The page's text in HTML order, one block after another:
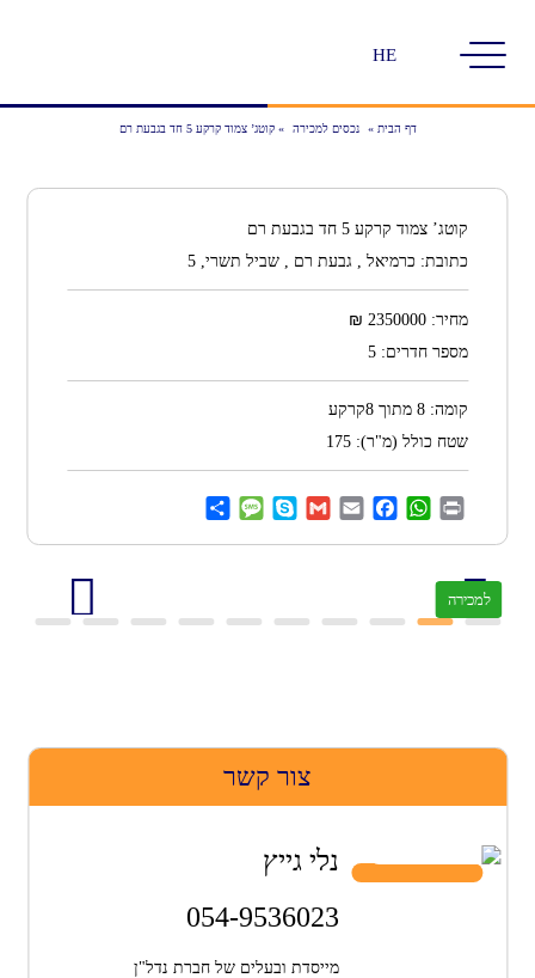
בחירת
דף הבית » נכסים למכירה »קוטג’ צמוד קרקע 5 חד בגבעת רם
קוטג’ צמוד קרקע 5 חד בגבעת רם
כתובת: כרמיאל , גבעת רם , שביל תשרי, 5
מחיר: ₪
מספר חדרים:
קומה:
שטח כולל (מ"ר):
Print
WhatsApp
Facebook
Email
Gmail
Skype
Message
למכירה
צור קשר
נלי גייץ
054-9536023
מייסדת ובעלים של חברת נדל"ן